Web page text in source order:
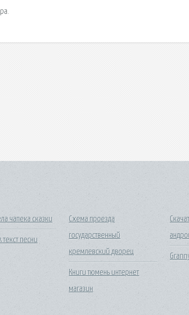
чапека сказки
песни
Схема проезда
государственный
кремлевский дворец
Книги тюмень интернет
магазин